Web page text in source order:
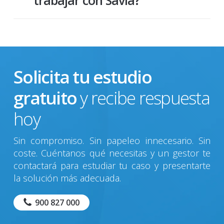
Enviar copia del pagaré o factura a
de la web o gestionarlo de manera
personalizada a través de su
operación y nos pondremos en
contacto con usted para
informarle de los costes y
documentación necesaria para la
formalización de la operación.
Solicita tu estudio
gratuitoy recibe respuesta
hoy
Sin compromiso. Sin papeleo innecesario. Sin
coste. Cuéntanos qué necesitas y un gestor te
contactará para estudiar tu caso y presentarte
la solución más adecuada.
900 827 000